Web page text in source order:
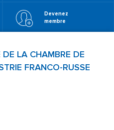
Devenez
membre
DE LA CHAMBRE DE
FRANCO-RUSSE